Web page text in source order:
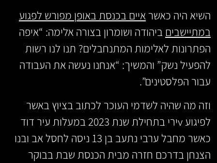
השיא היה כאשר איים בכנסת באופן מפורש לפגוע
במתיישבים ביהודה ושומרון בצורה אלימה: “איפה
הפתרונות לאלימות המתנחבלים? תנו לנו רשות
להפעיל נשק” והמשיך: “אנחנו נעשה את העבודה
עבור הפלסטינים”.
וזה מה שהיה לשדמי העוכר לכתוב בציוץ באשר
לפיגוע vירי בתחילת שנת 2023 במעלות עיר דוד
כאשר מחבל ערבי נתעב בן 13 ניסה לחסל אב ובנו
הצנחן בדרכם חזרה מבית הכנסת שבת בבוקר